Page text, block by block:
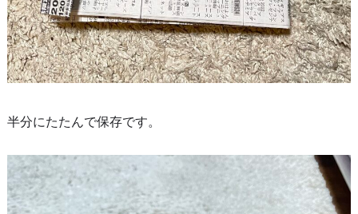
半分にたたんで保存です。